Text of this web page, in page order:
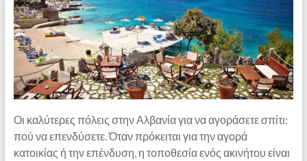
Οι καλύτερες πόλεις στην Αλβανία για να αγοράσετε σπίτι:
πού να επενδύσετε. Όταν πρόκειται για την αγορά
κατοικίας ή την επένδυση, η τοποθεσία ενός ακινήτου είναι